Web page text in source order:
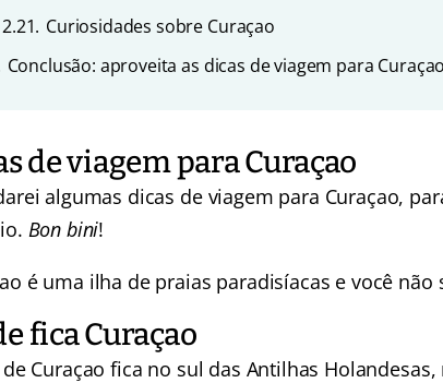
2.21. Curiosidades sobre Curaçao
Conclusão: aproveita as dicas de viagem para Curaçao
de viagem para Curaçao
algumas dicas de viagem para Curaçao,
Bon bini!
é uma ilha de praias paradisíacas e você
fica Curaçao
Curaçao fica no sul das Antilhas